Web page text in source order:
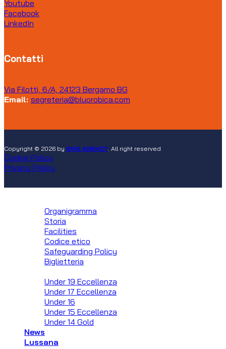
Youtube
Facebook
LinkedIn
Contatti
Via Filotti, 6/A, 24123 Bergamo BG
Email: segreteria@bluorobica.com
Copyright © 2026 by SWS AGENCY . All right reserved
Cookie Policy
Privacy Policy
Organigramma
Storia
Facilities
Codice etico
Safeguarding Policy
Biglietteria
Under 19 Eccellenza
Under 17 Eccellenza
Under 16
Under 15 Eccellenza
Under 14 Gold
News
Lussana